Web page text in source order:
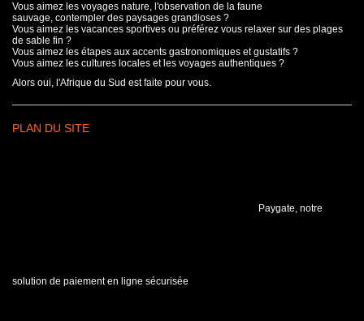
Vous aimez les voyages nature, l'observation de la faune
sauvage, contempler des paysages grandioses ?
Vous aimez les vacances sportives ou préférez vous relaxer sur des plages
de sable fin ?
Vous aimez les étapes aux accents gastronomiques et gustatifs ?
Vous aimez les cultures locales et les voyages authentiques ?
Alors oui, l'Afrique du Sud est faite pour vous.
PLAN DU SITE
Paygate, notre
solution de paiement en ligne sécurisée